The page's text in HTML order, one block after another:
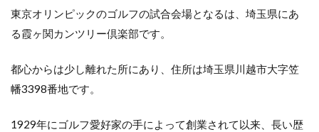
2
関
カ
リ
東京オリンピックのゴルフの試合会場となるは、埼玉県にあ
る霞ヶ関カンツリー倶楽部です。
都心からは少し離れた所にあり、住所は埼玉県川越市大字笠
幡3398番地です。
1929年にゴルフ愛好家の手によって創業されて以来、長い歴